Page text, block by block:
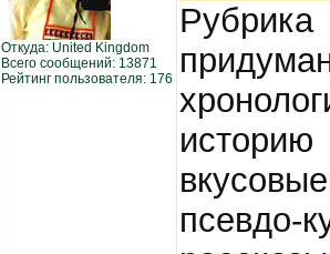
Откуда: United Kingdom
Всего сообщений: 13871
Рейтинг пользователя: 176
историю